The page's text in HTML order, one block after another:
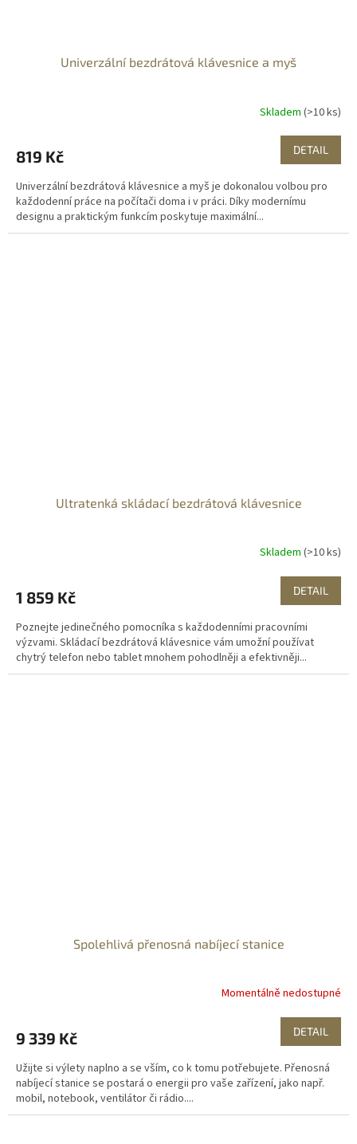
Univerzální bezdrátová klávesnice a myš
Skladem (>10 ks)
819 Kč DETAIL
Univerzální bezdrátová klávesnice a myš je dokonalou volbou pro
každodenní práce na počítači doma i v práci. Díky modernímu
designu a praktickým funkcím poskytuje maximální...
Ultratenká skládací bezdrátová klávesnice
Skladem (>10 ks)
1 859 Kč DETAIL
Poznejte jedinečného pomocníka s každodenními pracovními
výzvami. Skládací bezdrátová klávesnice vám umožní používat
chytrý telefon nebo tablet mnohem pohodlněji a efektivněji...
Spolehlivá přenosná nabíjecí stanice
Momentálně nedostupné
9 339 Kč DETAIL
Užijte si výlety naplno a se vším, co k tomu potřebujete. Přenosná
nabíjecí stanice se postará o energii pro vaše zařízení, jako např.
mobil, notebook, ventilátor či rádio....